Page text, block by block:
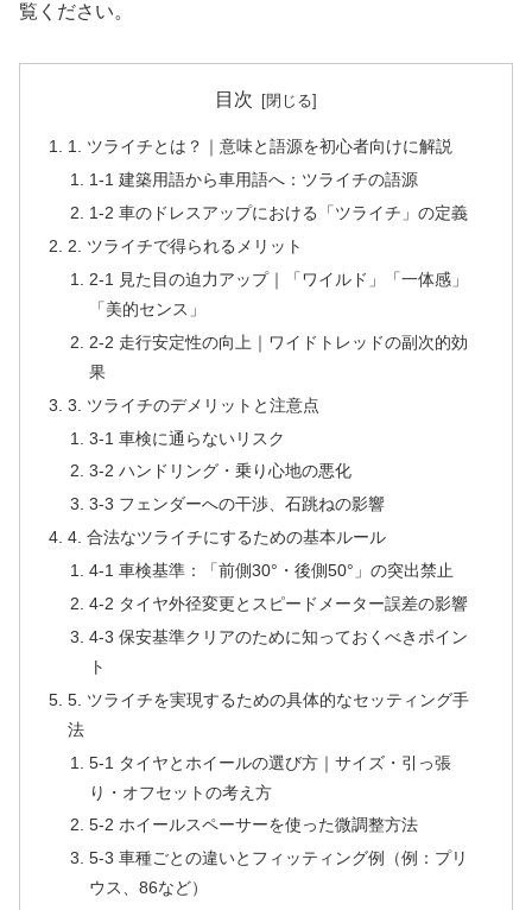
覧ください。
目次
1. ツライチとは？｜意味と語源を初心者向けに解説
1-1 建築用語から車用語へ：ツライチの語源
1-2 車のドレスアップにおける「ツライチ」の定義
2. ツライチで得られるメリット
2-1 見た目の迫力アップ｜「ワイルド」「一体感」
「美的センス」
2-2 走行安定性の向上｜ワイドトレッドの副次的効
果
3. ツライチのデメリットと注意点
3-1 車検に通らないリスク
3-2 ハンドリング・乗り心地の悪化
3-3 フェンダーへの干渉、石跳ねの影響
4. 合法なツライチにするための基本ルール
4-1 車検基準：「前側30°・後側50°」の突出禁止
4-2 タイヤ外径変更とスピードメーター誤差の影響
4-3 保安基準クリアのために知っておくべきポイン
ト
5. ツライチを実現するための具体的なセッティング手
法
5-1 タイヤとホイールの選び方｜サイズ・引っ張
り・オフセットの考え方
5-2 ホイールスペーサーを使った微調整方法
5-3 車種ごとの違いとフィッティング例（例：プリ
ウス、86など）